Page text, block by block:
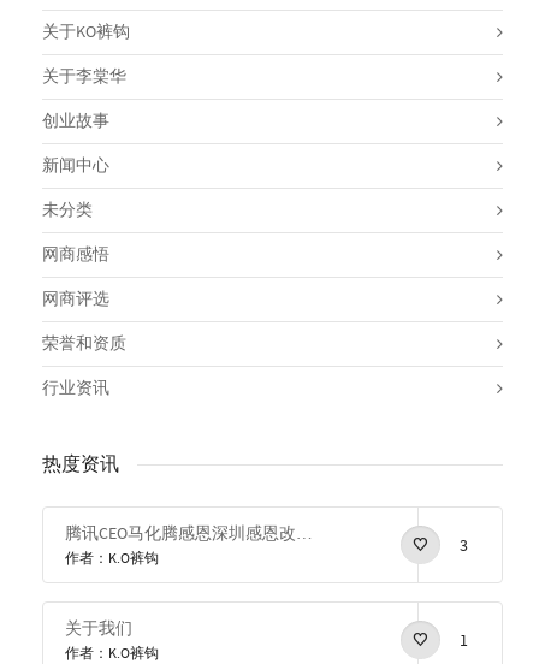
关于KO裤钩
关于李棠华
创业故事
新闻中心
未分类
网商感悟
网商评选
荣誉和资质
行业资讯
热度资讯
腾讯CEO马化腾感恩深圳感恩改革开放
作者：K.O裤钩
3
关于我们
作者：K.O裤钩
1